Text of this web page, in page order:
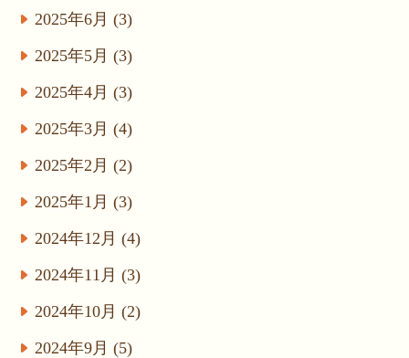
2025年6月 (3)
2025年5月 (3)
2025年4月 (3)
2025年3月 (4)
2025年2月 (2)
2025年1月 (3)
2024年12月 (4)
2024年11月 (3)
2024年10月 (2)
2024年9月 (5)